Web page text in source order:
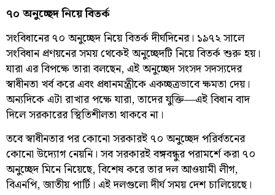
৭০ অনুচ্ছেদ নিয়ে বিতর্ক
সংবিধানের ৭০ অনুচ্ছেদ নিয়ে বিতর্ক দীর্ঘদিনের। ১৯৭২ সালে
সংবিধান প্রণয়নের সময় থেকেই অনুচ্ছেদটি নিয়ে বিতর্ক শুরু হয়।
যারা এর বিপক্ষে তারা বলছেন, এই অনুচ্ছেদ সংসদ সদস্যদের
স্বাধীনতা খর্ব করে এবং প্রধানমন্ত্রীকে একচ্ছত্রভাবে ক্ষমতা দেয়।
অন্যদিকে এটা রাখার পক্ষে যারা, তাদের যুক্তি—এই বিধান বাদ
দিলে সরকারের স্থিতিশীলতা থাকবে না।
তবে স্বাধীনতার পর কোনো সরকারই ৭০ অনুচ্ছেদ পরির্বতনের
কোনো উদ্যোগ নেয়নি। সব সরকারই বঙ্গবন্ধুর পরামর্শে করা ৭০
অনুচ্ছেদ মিনে নিয়েছে, বিশেষ করে তার দল আওয়ামী লীগ,
বিএনপি, জাতীয় পার্টি। এই দলগুলো দীর্ঘ সময় দেশ চালিয়েছে।